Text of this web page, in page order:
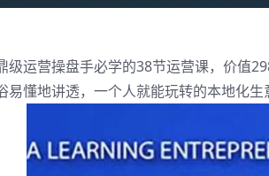
级运营操盘手必学的38节运营课，价值
懂地讲透，一个人就能玩转的本地化生